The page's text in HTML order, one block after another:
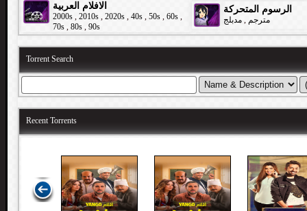
الافلام العربية
2000s , 2010s , 2020s , 40s , 50s , 60s ,
70s , 80s , 90s
الرسوم المتحركة
مترجم , مدبلج
Torrent Search
Recent Torrents